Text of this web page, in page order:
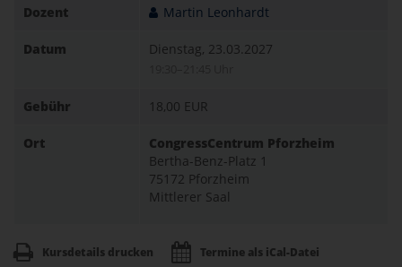
Dozent Martin Leonhardt
Datum Dienstag, 23.03.2027
Gebühr 18,00 EUR
Ort
CongressCentrum Pforzheim
Bertha-Benz-Platz 1
75172 Pforzheim
Mittlerer Saal
Kursdetails drucken Termine als iCal-Datei